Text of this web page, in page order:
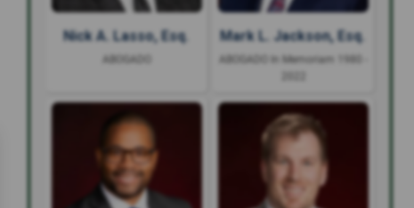
Nick A. Lasso, Esq.
ABOGADO
Mark L. Jackson, Esq.
ABOGADO In Memoriam 1980 -